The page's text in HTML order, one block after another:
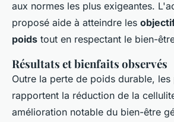
aux normes les plus exigeantes.
proposé aide à atteindre les
poids tout en respectant le bien-
Résultats et bienfaits observés
Outre la perte de poids durable, les
rapportent la réduction de la
amélioration notable du bien-être